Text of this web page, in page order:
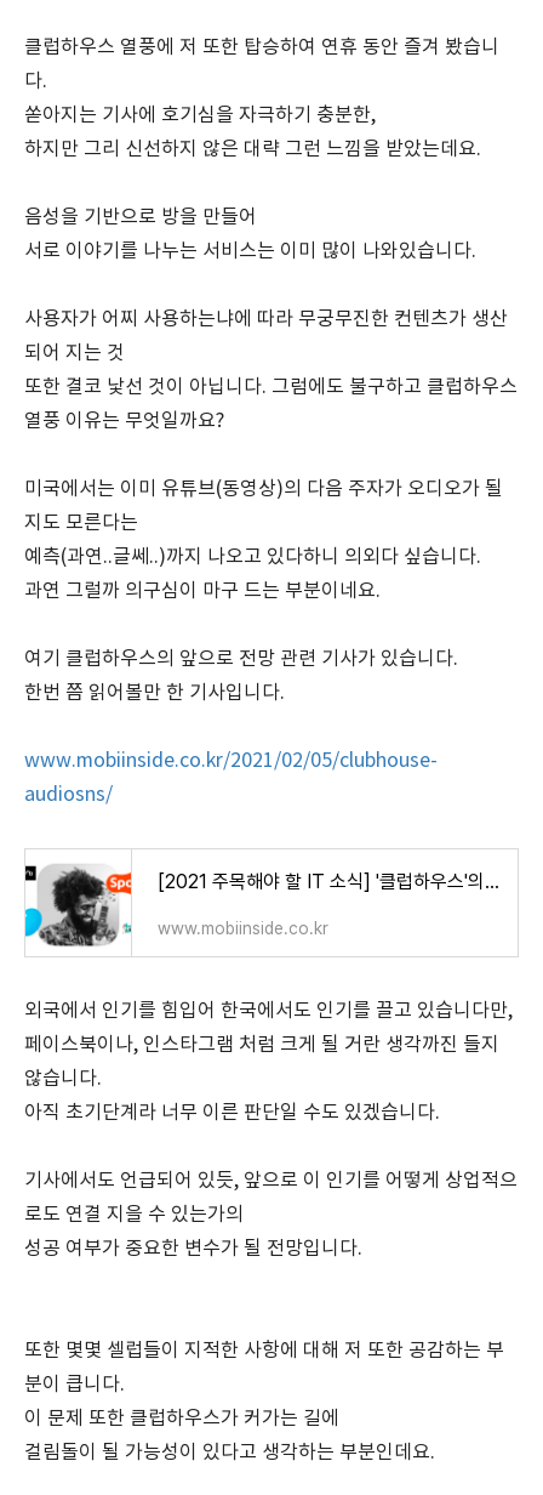
클럽하우스 열풍에 저 또한 탑승하여 연휴 동안 즐겨 봤습니
다.
쏟아지는 기사에 호기심을 자극하기 충분한,
하지만 그리 신선하지 않은 대략 그런 느낌을 받았는데요.
음성을 기반으로 방을 만들어
서로 이야기를 나누는 서비스는 이미 많이 나와있습니다.
사용자가 어찌 사용하는냐에 따라 무궁무진한 컨텐츠가 생산
되어 지는 것
또한 결코 낯선 것이 아닙니다. 그럼에도 불구하고 클럽하우스
열풍 이유는 무엇일까요?
미국에서는 이미 유튜브(동영상)의 다음 주자가 오디오가 될
지도 모른다는
예측(과연..글쎄..)까지 나오고 있다하니 의외다 싶습니다.
과연 그럴까 의구심이 마구 드는 부분이네요.
여기 클럽하우스의 앞으로 전망 관련 기사가 있습니다.
한번 쯤 읽어볼만 한 기사입니다.
www.mobiinside.co.kr/2021/02/05/clubhouse-
audiosns/
[2021 주목해야 할 IT 소식] '클럽하우스'의 부상, 그리고 대한민국 오디오 SNS - 모비인사이드 MOBIINS
www.mobiinside.co.kr
외국에서 인기를 힘입어 한국에서도 인기를 끌고 있습니다만,
페이스북이나, 인스타그램 처럼 크게 될 거란 생각까진 들지
않습니다.
아직 초기단계라 너무 이른 판단일 수도 있겠습니다.
기사에서도 언급되어 있듯, 앞으로 이 인기를 어떻게 상업적으
로도 연결 지을 수 있는가의
성공 여부가 중요한 변수가 될 전망입니다.
또한 몇몇 셀럽들이 지적한 사항에 대해 저 또한 공감하는 부
분이 큽니다.
이 문제 또한 클럽하우스가 커가는 길에
걸림돌이 될 가능성이 있다고 생각하는 부분인데요.